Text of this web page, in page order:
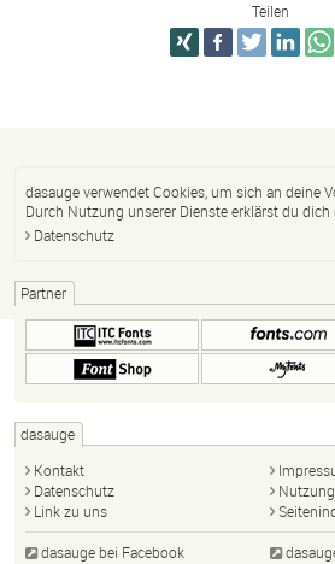
Teilen
dasauge verwendet Cookies, um sich an deine
Durch Nutzung unserer Dienste erklärst du
Datenschutz
Partner
dasauge
Kontakt
Datenschutz
Link zu uns
dasauge bei Facebook